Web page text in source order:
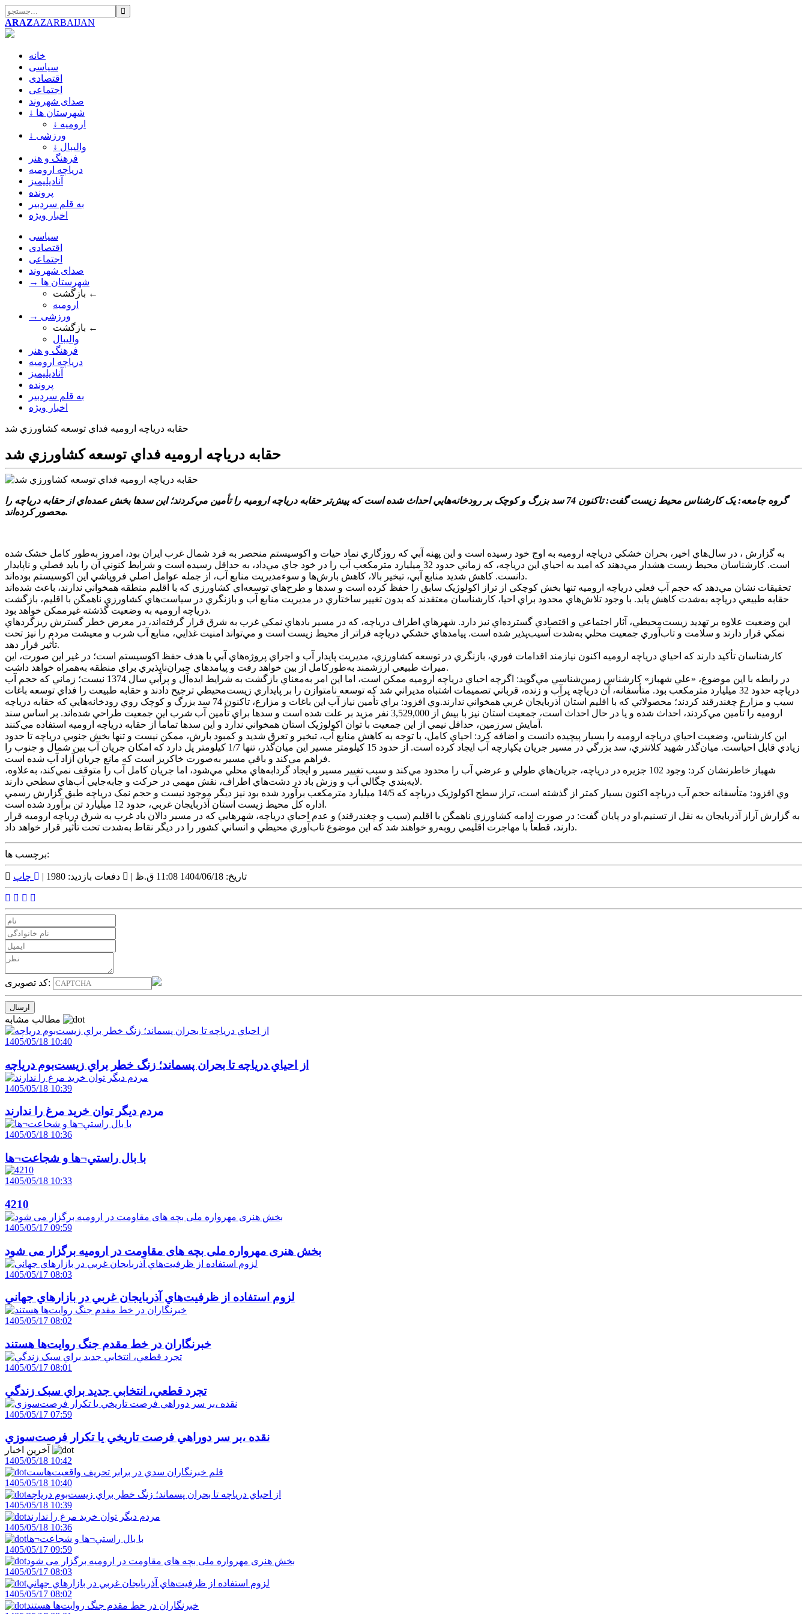
ARAZAZARBAIJAN
خانه
سیاسی
اقتصادی
اجتماعی
صدای شهروند
↓ شهرستان ها
↓ ارومیه
↓ ورزشی
↓ والیبال
فرهنگ و هنر
دریاچه ارومیه
آنادیلیمیز
پرونده
به قلم سردبیر
اخبار ویژه
سیاسی
اقتصادی
اجتماعی
صدای شهروند
→ شهرستان ها
بازگشت ←
ارومیه
→ ورزشی
بازگشت ←
والیبال
فرهنگ و هنر
دریاچه ارومیه
آنادیلیمیز
پرونده
به قلم سردبیر
اخبار ویژه
حقابه درياچه اروميه فداي توسعه کشاورزي شد
حقابه درياچه اروميه فداي توسعه کشاورزي شد
گروه جامعه: يک کارشناس محيط زيست گفت: تاکنون 74 سد بزرگ و کوچک بر رودخانه‌هايي احداث شده است که پيش‌تر حقابه درياچه اروميه را تأمين مي‌کردند؛ اين سدها بخش عمده‌اي از حقابه درياچه را
محصور کرده‌اند.
به گزارش ، در سال‌هاي اخير، بحران خشکي درياچه اروميه به اوج خود رسيده است و اين پهنه آبي که روزگاري نماد حيات و اکوسيستم منحصر به فرد شمال غرب ايران بود، امروز به‌طور کامل خشک شده
است. کارشناسان محيط زيست هشدار مي‌دهند که اميد به احياي اين درياچه، که زماني حدود 32 ميليارد مترمکعب آب را در خود جاي مي‌داد، به حداقل رسيده است و شرايط کنوني آن را بايد فصلي و ناپايدار
دانست. کاهش شديد منابع آبي، تبخير بالا، کاهش بارش‌ها و سوءمديريت منابع آب، از جمله عوامل اصلي فروپاشي اين اکوسيستم بوده‌اند.
تحقيقات نشان مي‌دهد که حجم آب فعلي درياچه اروميه تنها بخش کوچکي از تراز اکولوژيک سابق را حفظ کرده است و سدها و طرح‌هاي توسعه‌اي کشاورزي که با اقليم منطقه همخواني ندارند، باعث شده‌اند
حقابه طبيعي درياچه به‌شدت کاهش يابد. با وجود تلاش‌هاي محدود براي احيا، کارشناسان معتقدند که بدون تغيير ساختاري در مديريت منابع آب و بازنگري در سياست‌هاي کشاورزي ناهمگن با اقليم، بازگشت
درياچه اروميه به وضعيت گذشته غيرممکن خواهد بود.
اين وضعيت علاوه بر تهديد زيست‌محيطي، آثار اجتماعي و اقتصادي گسترده‌اي نيز دارد. شهرهاي اطراف درياچه، که در مسير بادهاي نمکي غرب به شرق قرار گرفته‌اند، در معرض خطر گسترش ريزگردهاي
نمکي قرار دارند و سلامت و تاب‌آوري جمعيت محلي به‌شدت آسيب‌پذير شده است. پيامدهاي خشکي درياچه فراتر از محيط زيست است و مي‌تواند امنيت غذايي، منابع آب شرب و معيشت مردم را نيز تحت
تأثير قرار دهد.
کارشناسان تأکيد دارند که احياي درياچه اروميه اکنون نيازمند اقدامات فوري، بازنگري در توسعه کشاورزي، مديريت پايدار آب و اجراي پروژه‌هاي آبي با هدف حفظ اکوسيستم است؛ در غير اين صورت، اين
ميراث طبيعي ارزشمند به‌طورکامل از بين خواهد رفت و پيامدهاي جبران‌ناپذيري براي منطقه به‌همراه خواهد داشت.
در رابطه با اين موضوع، «علي شهباز» کارشناس زمين‌شناسي مي‌گويد: اگرچه احياي درياچه اروميه ممکن است، اما اين امر به‌معناي بازگشت به شرايط ايده‌آل و پرآبي سال 1374 نيست؛ زماني که حجم آب
درياچه حدود 32 ميليارد مترمکعب بود. متأسفانه، آن درياچه پرآب و زنده، قرباني تصميمات اشتباه مديراني شد که توسعه نامتوازن را بر پايداري زيست‌محيطي ترجيح دادند و حقابه طبيعت را فداي توسعه باغات
سيب و مزارع چغندرقند کردند؛ محصولاتي که با اقليم استان آذربايجان غربي همخواني ندارند.وي افزود: براي تأمين نياز آب اين باغات و مزارع، تاکنون 74 سد بزرگ و کوچک روي رودخانه‌هايي که حقابه درياچه
اروميه را تأمين مي‌کردند، احداث شده و يا در حال احداث است، جمعيت استان نيز با بيش از 3,529,000 نفر مزيد بر علت شده است و سدها براي تأمين آب شرب اين جمعيت طراحي شده‌اند. بر اساس سند
آمايش سرزمين، حداقل نيمي از اين جمعيت با توان اکولوژيک استان همخواني ندارد و اين سدها تماماً از حقابه درياچه اروميه استفاده مي‌کنند.
اين کارشناس، وضعيت احياي درياچه اروميه را بسيار پيچيده دانست و اضافه کرد: احياي کامل، با توجه به کاهش منابع آب، تبخير و تعرق شديد و کمبود بارش، ممکن نيست و تنها بخش جنوبي درياچه تا حدود
زيادي قابل احياست. ميان‌گذر شهيد کلانتري، سد بزرگي در مسير جريان يکپارچه آب ايجاد کرده است. از حدود 15 کيلومتر مسير اين ميان‌گذر، تنها 1/7 کيلومتر پل دارد که امکان جريان آب بين شمال و جنوب را
فراهم مي‌کند و باقي مسير به‌صورت خاکريز است که مانع جريان آزاد آب شده است.
شهباز خاطرنشان کرد: وجود 102 جزيره در درياچه، جريان‌هاي طولي و عرضي آب را محدود مي‌کند و سبب تغيير مسير و ايجاد گردابه‌هاي محلي مي‌شود، اما جريان کامل آب را متوقف نمي‌کند، به‌علاوه،
لايه‌بندي چگالي آب و وزش باد در دشت‌هاي اطراف، نقش مهمي در حرکت و جابه‌جايي آب‌هاي سطحي دارند.
وي افزود: متأسفانه حجم آب درياچه اکنون بسيار کمتر از گذشته است، تراز سطح اکولوژيک درياچه که 14/5 ميليارد مترمکعب برآورد شده بود نيز ديگر موجود نيست و حجم نمک درياچه طبق گزارش رسمي
اداره کل محيط زيست استان آذربايجان غربي، حدود 12 ميليارد تن برآورد شده است.
به گزارش آراز آذربايجان به نقل از تسنيم،او در پايان گفت: در صورت ادامه کشاورزي ناهمگن با اقليم (سيب و چغندرقند) و عدم احياي درياچه، شهرهايي که در مسير دالان باد غرب به شرق درياچه اروميه قرار
دارند، قطعاً با مهاجرت اقليمي روبه‌رو خواهند شد که اين موضوع تاب‌آوري محيطي و انساني کشور را در ديگر نقاط به‌شدت تحت تأثير قرار خواهد داد.
برچسب ها:
تاریخ: 1404/06/18 11:08 ق.ظ | دفعات بازدید: 1980 | چاپ
کد تصویری:
1405/05/18 10:40
از احياي درياچه تا بحران پسماند؛ زنگ خطر براي زيست‌بوم درياچه
1405/05/18 10:39
مردم ديگر توان خريد مرغ را ندارند
1405/05/18 10:36
با بال راستي¬ها و شجاعت¬ها
1405/05/18 10:33
4210
1405/05/17 09:59
بخش هنری مهرواره ملی بچه های مقاومت در ارومیه برگزار می شود
1405/05/17 08:03
لزوم استفاده از ظرفيت‌هاي آذربايجان غربي در بازارهاي جهاني
1405/05/17 08:02
خبرنگاران در خط مقدم جنگ روايت‌ها هستند
1405/05/17 08:01
تجرد قطعي، انتخابي جديد براي سبک زندگي
1405/05/17 07:59
نقده ،بر سر دوراهي فرصت تاريخي يا تکرار فرصت‌سوزي
1405/05/18 10:42
قلم خبرنگاران سدي در برابر تحريف واقعيت‌هاست
1405/05/18 10:40
از احياي درياچه تا بحران پسماند؛ زنگ خطر براي زيست‌بوم درياچه
1405/05/18 10:39
مردم ديگر توان خريد مرغ را ندارند
1405/05/18 10:36
با بال راستي¬ها و شجاعت¬ها
1405/05/17 09:59
بخش هنری مهرواره ملی بچه های مقاومت در ارومیه برگزار می شود
1405/05/17 08:03
لزوم استفاده از ظرفيت‌هاي آذربايجان غربي در بازارهاي جهاني
1405/05/17 08:02
خبرنگاران در خط مقدم جنگ روايت‌ها هستند